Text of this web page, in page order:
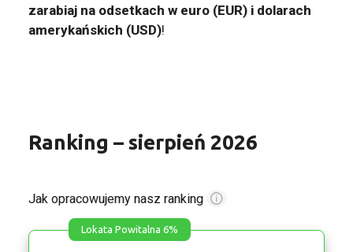
zarabiaj na odsetkach w euro (EUR) i dolarach
amerykańskich (USD)!
Ranking – sierpień 2026
Jak opracowujemy nasz ranking
Lokata Powitalna 6%